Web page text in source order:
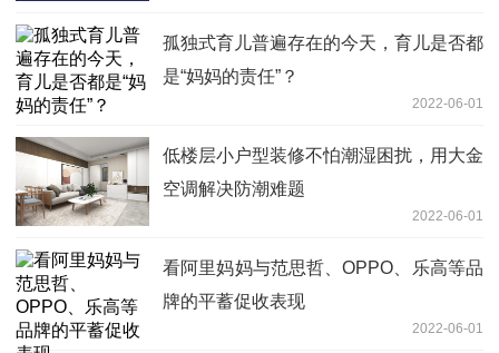
孤独式育儿普遍存在的今天，育儿是否都
是“妈妈的责任”？
2022-06-01
低楼层小户型装修不怕潮湿困扰，用大金
空调解决防潮难题
2022-06-01
看阿里妈妈与范思哲、OPPO、乐高等品
牌的平蓄促收表现
2022-06-01